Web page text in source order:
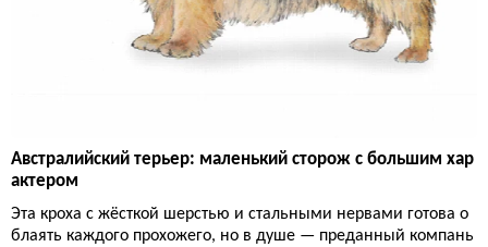
Австралийский терьер: маленький сторож с большим хар
актером
Эта кроха с жёсткой шерстью и стальными нервами готова о
блаять каждого прохожего, но в душе — преданный компань